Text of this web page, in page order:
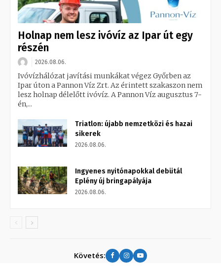
Holnap nem lesz ivóvíz az Ipar út egy
részén
2026.08.06.
Ivóvízhálózat javítási munkákat végez Győrben az
Ipar úton a Pannon Víz Zrt. Az érintett szakaszon nem
lesz holnap délelőtt ivóvíz. A Pannon Víz augusztus 7-
én,...
Triatlon: újabb nemzetközi és hazai
sikerek
2026.08.06.
Ingyenes nyitónapokkal debütál
Eplény új bringapályája
2026.08.06.
Követés: